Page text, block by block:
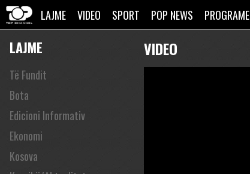
LAJME VIDEO SPORT POP NEWS PROGRAME
LAJME
Të Fundit
Bota
Edicioni Informativ
Ekonomi
Kosova
VIDEO